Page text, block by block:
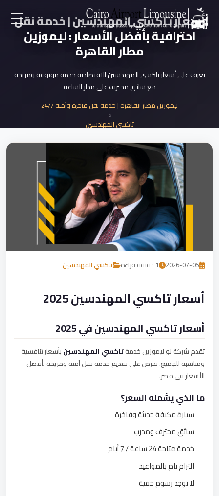
EN
AR
خدمات المطار
نحن
أسعار تاكسي المهندسين | خدمة نقل
احترافية بأفضل الأسعار : ليموزين
مطار القاهرة
تعرف على أسعار تاكسي المهندسين الاقتصادية خدمة موثوقة ومريحة
مع سائق محترف على مدار الساعة
ليموزين مطار القاهرة | خدمة نقل فاخرة وآمنة 24/7
تاكسي المهندسين
أسعار تاكسي المهندسين 2025
2026-07-05 1 دقيقة قراءة تاكسي المهندسين
أسعار تاكسي المهندسين 2025
أسعار تاكسي المهندسين في 2025
تقدم شركة نو ليموزين خدمةتاكسي المهندسينبأسعار تنافسية
ومناسبة للجميع. نحرص على تقديم خدمة نقل آمنة ومريحة بأفضل
الأسعار في مصر.
ما الذي يشمله السعر؟
سيارة مكيفة حديثة وفاخرة
سائق محترف ومدرب
خدمة متاحة 24 ساعة / 7 أيام
التزام تام بالمواعيد
لا توجد رسوم خفية